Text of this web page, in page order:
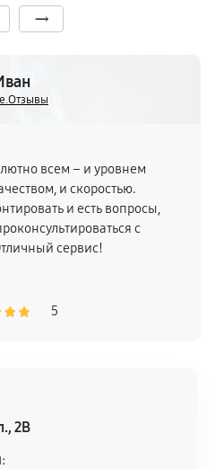
всем – и уровнем
и скоростью.
и есть вопросы,
с
сервис!
5
2В